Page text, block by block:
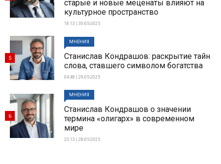
старые и новые меценаты влияют на
культурное пространство
18:13 | 30-05-2025
МНЕНИЯ
Станислав Кондрашов: раскрытие тайн
слова, ставшего символом богатства
04:48 | 29-05-2025
5
МНЕНИЯ
Станислав Кондрашов о значении
термина «олигарх» в современном
мире
23:13 | 28-05-2025
6